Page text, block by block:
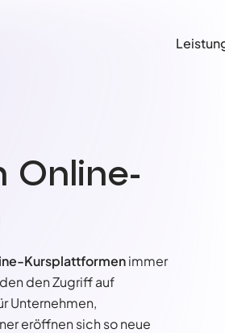
Online-
Kursplattformenimmer
den Zugriff auf
Unternehmen,
eröffnen sich so neue